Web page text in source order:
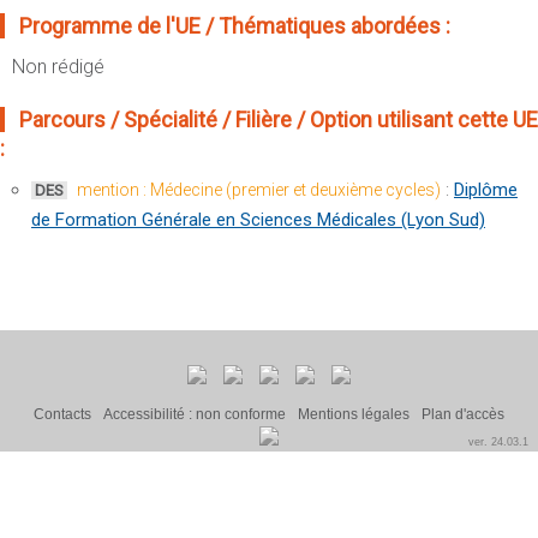
UFR FS (Chimie, Mathématique, Physique)
UFR Biosciences (Biologie, Biochimie)
GEP (Génie Electrique des Procédés - Département composante)
Mécanique (Département composante)
Plan et accès
OUTILS
Intranet des personnels
Emploi du temps
Messagerie
Programme de l'UE / Thématiques abordées :
Non rédigé
Parcours / Spécialité / Filière / Option utilisant cette UE
:
DES mention : Médecine (premier et deuxième cycles) : Diplôme
de Formation Générale en Sciences Médicales (Lyon Sud)
Contacts Accessibilité : non conforme Mentions légales Plan d'accès
ver. 24.03.1